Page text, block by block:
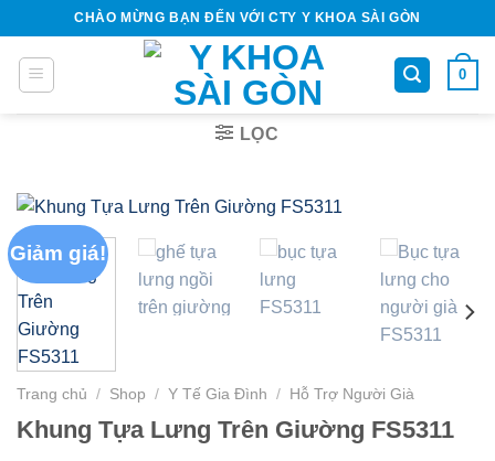
qua
dung
CHÀO MỪNG BẠN ĐẾN VỚI CTY Y KHOA SÀI GÒN
0
LỌC
Giảm giá!
Trang chủ / Shop / Y Tế Gia Đình / Hỗ Trợ Người Già
Khung Tựa Lưng Trên Giường FS5311